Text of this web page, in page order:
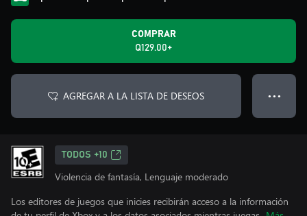
COMPRAR
Q129.00+
AGREGAR A LA LISTA DE DESEOS ● ● ●
TODOS +10
Violencia de fantasía, Lenguaje moderado
Los editores de juegos que inicies recibirán acceso a la información